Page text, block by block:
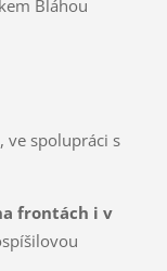
Bláhou
, ve spolupráci s
frontách i v